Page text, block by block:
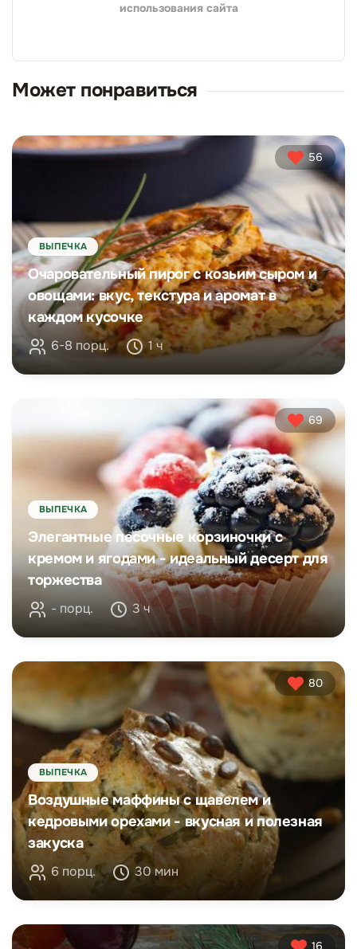
использования сайта
Может понравиться
56
ВЫПЕЧКА
Очаровательный пирог с козьим сыром и
овощами: вкус, текстура и аромат в
каждом кусочке
6-8 порц. 1 ч
69
ВЫПЕЧКА
Элегантные песочные корзиночки с
кремом и ягодами - идеальный десерт для
торжества
- порц. 3 ч
80
ВЫПЕЧКА
Воздушные маффины с щавелем и
кедровыми орехами - вкусная и полезная
закуска
6 порц. 30 мин